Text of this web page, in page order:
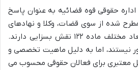
حقوقی قوه قضائیه به عنوان پاسخ
شده از سوی قضات، وکلا و نهادهای
قانونی، در روشن سازی ابعاد مختلف ماده ۱۲۲ نقش بسزایی دارند.
نیستند، اما به دلیل ماهیت تخصصی و
معتبری برای فعالان حقوقی محسوب می